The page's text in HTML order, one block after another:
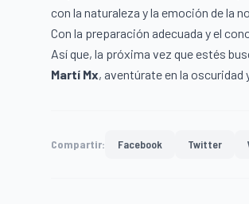
con la naturaleza y la emoción de la
Con la preparación adecuada y el
Así que, la próxima vez que estés
Martí Mx, aventúrate en la oscuridad
Compartir: Facebook Twitter